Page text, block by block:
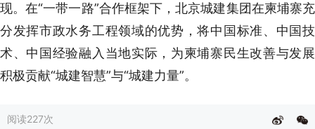
现。在“一带一路”合作框架下，北京城建集团在柬埔寨充
分发挥市政水务工程领域的优势，将中国标准、中国技
术、中国经验融入当地实际，为柬埔寨民生改善与发展
积极贡献“城建智慧”与“城建力量”。
阅读227次